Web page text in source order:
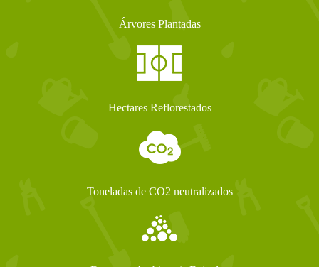
Árvores Plantadas
Hectares Reflorestados
Toneladas de CO2 neutralizados